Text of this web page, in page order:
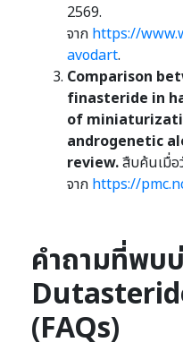
2569.
จาก https://
avodart.
Comparison
finasteride in
of
androgenetic
review.สืบค้นเมื่อ
จาก https://
คำถามที่พบ
(FAQs)